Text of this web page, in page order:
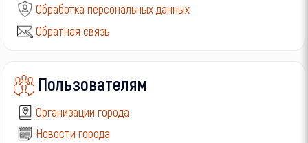
Обработка персональных данных
Обратная связь
Пользователям
Организации города
Новости города